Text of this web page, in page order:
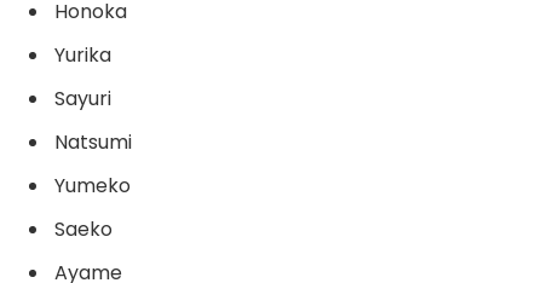
Honoka
Yurika
Sayuri
Natsumi
Yumeko
Saeko
Ayame